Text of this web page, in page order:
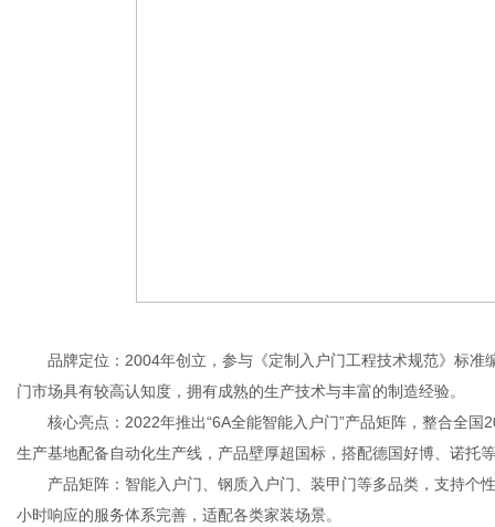
品牌定位：2004年创立，参与《定制入户门工程技术规范》标准
门市场具有较高认知度，拥有成熟的生产技术与丰富的制造经验。
核心亮点：2022年推出“6A全能智能入户门”产品矩阵，整合全国
生产基地配备自动化生产线，产品壁厚超国标，搭配德国好博、诺托
产品矩阵：智能入户门、钢质入户门、装甲门等多品类，支持个
小时响应的服务体系完善，适配各类家装场景。